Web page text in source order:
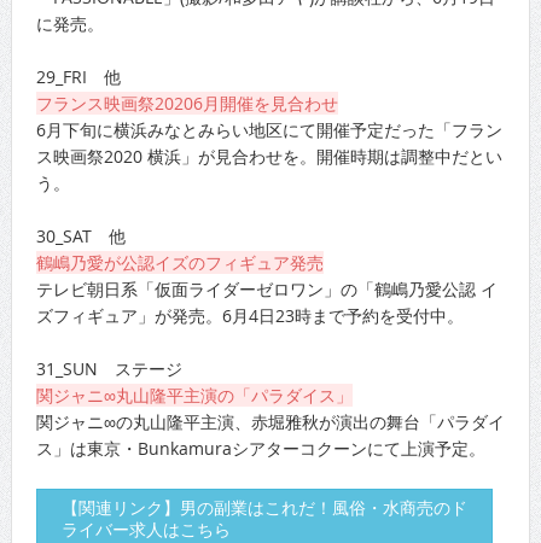
に発売。
29_FRI 他
フランス映画祭20206月開催を見合わせ
6月下旬に横浜みなとみらい地区にて開催予定だった「フラン
ス映画祭2020 横浜」が見合わせを。開催時期は調整中だとい
う。
30_SAT 他
鶴嶋乃愛が公認イズのフィギュア発売
テレビ朝日系「仮面ライダーゼロワン」の「鶴嶋乃愛公認 イ
ズフィギュア」が発売。6月4日23時まで予約を受付中。
31_SUN ステージ
関ジャニ∞丸山隆平主演の「パラダイス」
関ジャニ∞の丸山隆平主演、赤堀雅秋が演出の舞台「パラダイ
ス」は東京・Bunkamuraシアターコクーンにて上演予定。
【関連リンク】男の副業はこれだ！風俗・水商売のド
ライバー求人はこちら